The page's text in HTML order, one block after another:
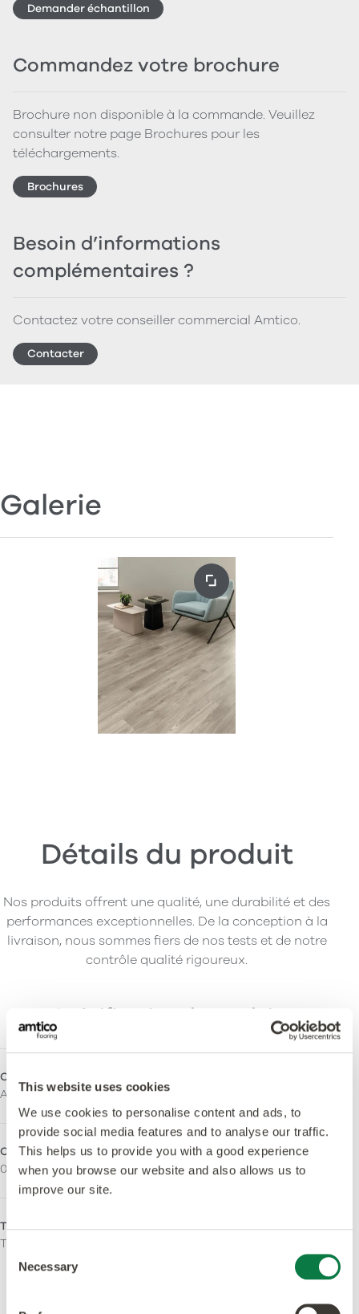
This website uses cookies
We use cookies to personalise content and ads, to
provide social media features and to analyse our traffic.
This helps us to provide you with a good experience
when you browse our website and also allows us to
improve our site.
Selection
Necessary
Demander échantillon
Commandez votre brochure
Brochure non disponible à la commande. Veuillez
consulter notre page Brochures pour les
téléchargements.
Brochures
Besoin d’informations
complémentaires ?
Contactez votre conseiller commercial Amtico.
Contacter
Galerie
Détails du produit
Nos produits offrent une qualité, une durabilité et des
performances exceptionnelles. De la conception à la
livraison, nous sommes fiers de nos tests et de notre
contrôle qualité rigoureux.
Spécification du produit
Collection
Amtico Access
5,0mm
Couche d'usure
0,55mm
Traitement de surface
Urethane Coating
Type de finition
Tick
Sans orthophtalate